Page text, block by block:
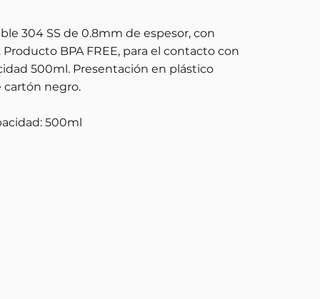
304 SS de 0.8mm de espesor, con
BPA FREE, para el contacto con
500ml. Presentación en plástico
cartón negro.
500ml